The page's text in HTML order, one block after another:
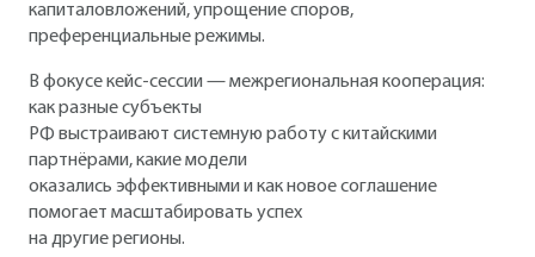
капиталовложений, упрощение споров,
преференциальные режимы.
В фокусе кейс-сессии — межрегиональная кооперация:
как разные субъекты
РФ выстраивают системную работу с китайскими
партнёрами, какие модели
оказались эффективными и как новое соглашение
помогает масштабировать успех
на другие регионы.